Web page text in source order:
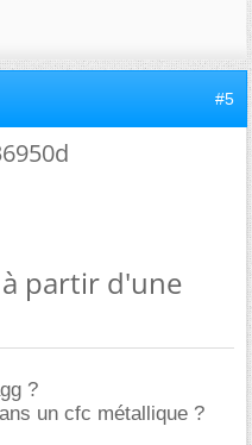
#5
à partir d'une
?
un cfc métallique ?